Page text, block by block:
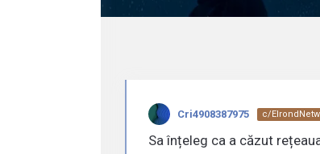
Cri4908387975
activity
Cri4908387975 c/
Sa înțeleg ca a căzut